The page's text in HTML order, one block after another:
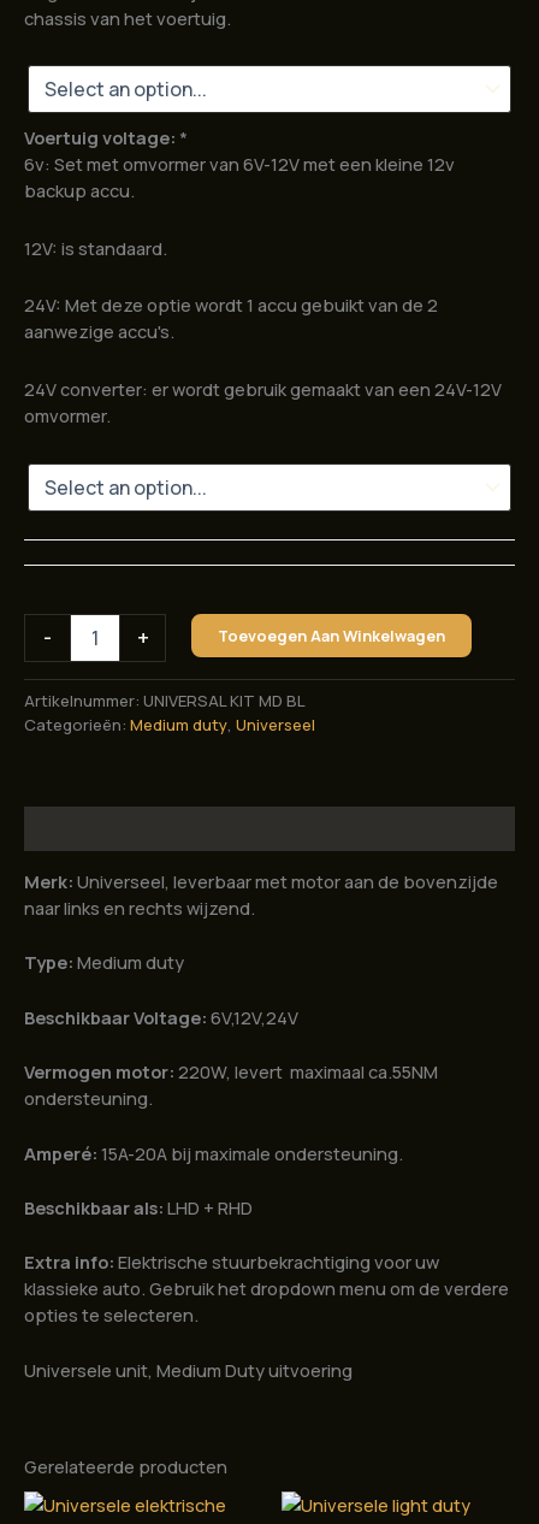
chassis van het voertuig.
Voertuig voltage: *
6v: Set met omvormer van 6V-12V met een kleine 12v
backup accu.
12V: is standaard.
24V: Met deze optie wordt 1 accu gebuikt van de 2
aanwezige accu's.
24V converter: er wordt gebruik gemaakt van een 24V-12V
omvormer.
-
elektrische
stuurbekrachtiging.
naar
links
rechts
aantal
+ Toevoegen Aan Winkelwagen
Artikelnummer: UNIVERSAL KIT MD BL
Categorieën: Medium duty, Universeel
Merk: Universeel, leverbaar met motor aan de bovenzijde
naar links en rechts wijzend.
Type: Medium duty
Beschikbaar Voltage: 6V,12V,24V
Vermogen motor: 220W, levert maximaal ca.55NM
ondersteuning.
Amperé: 15A-20A bij maximale ondersteuning.
Beschikbaar als: LHD + RHD
Extra info: Elektrische stuurbekrachtiging voor uw
klassieke auto. Gebruik het dropdown menu om de verdere
opties te selecteren.
Universele unit, Medium Duty uitvoering
Gerelateerde producten